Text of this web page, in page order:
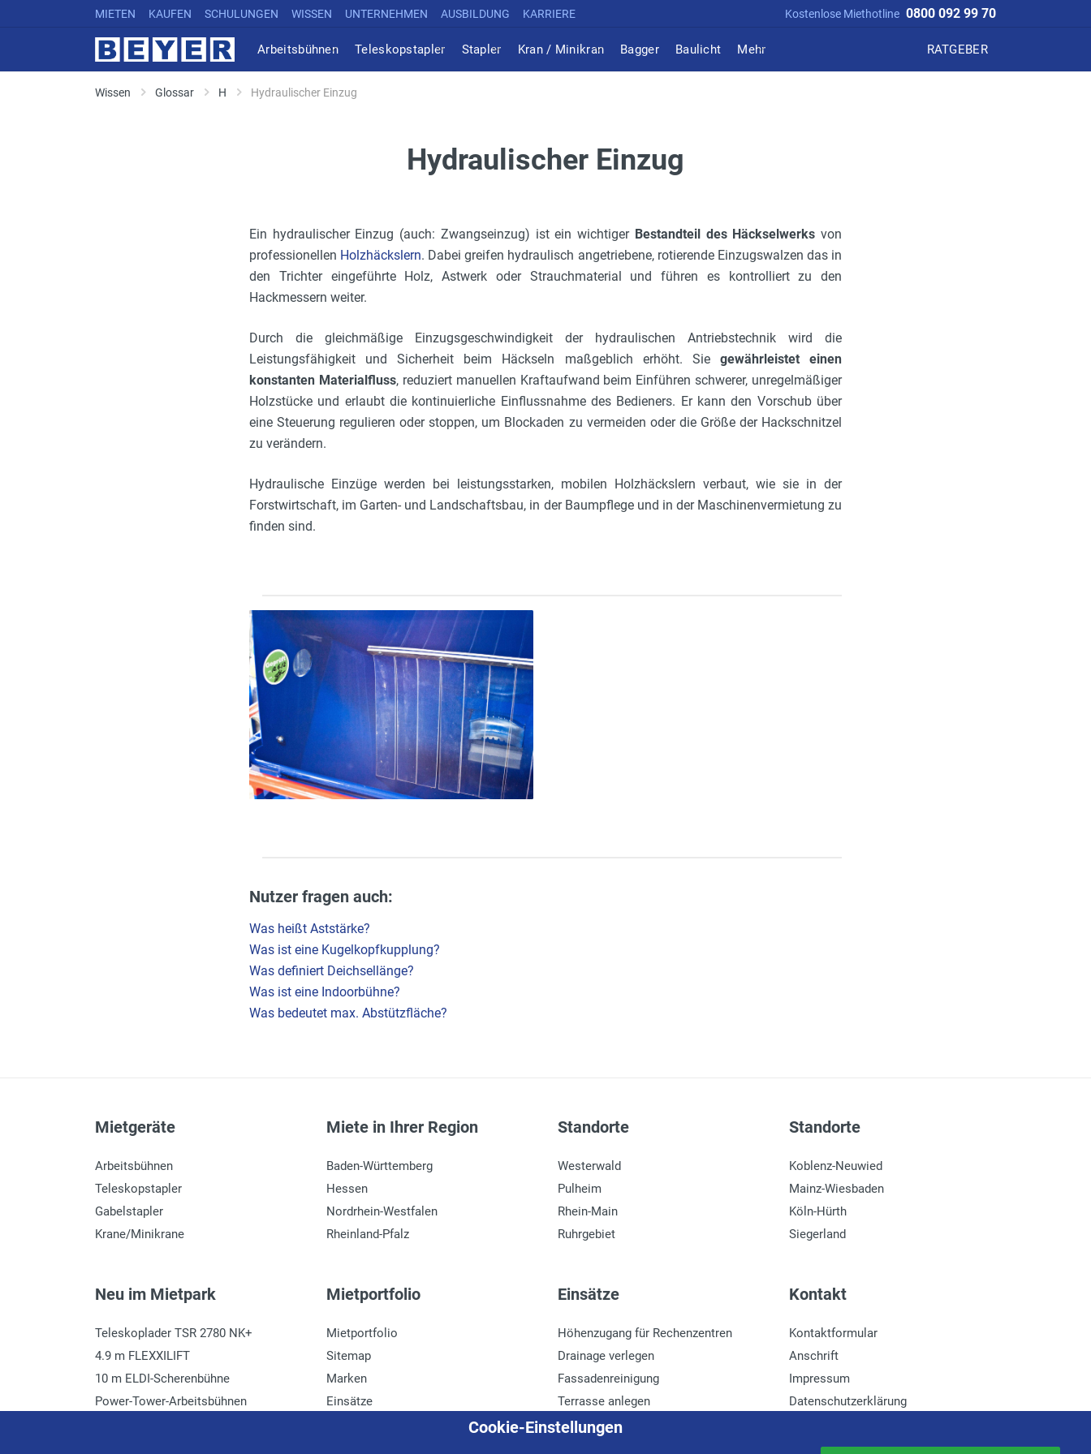
MIETEN KAUFEN SCHULUNGEN WISSEN UNTERNEHMEN AUSBILDUNG KARRIERE Kostenlose Miethotline 0800 092 99 70
Arbeitsbühnen Teleskopstapler Stapler Kran / Minikran Bagger Baulicht Mehr RATGEBER
Wissen Glossar H Hydraulischer Einzug
Hydraulischer Einzug
Ein hydraulischer Einzug (auch: Zwangseinzug) ist ein wichtiger Bestandteil des Häckselwerks von
professionellen Holzhäckslern. Dabei greifen hydraulisch angetriebene, rotierende Einzugswalzen das in
den Trichter eingeführte Holz, Astwerk oder Strauchmaterial und führen es kontrolliert zu den
Hackmessern weiter.
Durch die gleichmäßige Einzugsgeschwindigkeit der hydraulischen Antriebstechnik wird die
Leistungsfähigkeit und Sicherheit beim Häckseln maßgeblich erhöht. Sie gewährleistet einen
konstanten Materialfluss, reduziert manuellen Kraftaufwand beim Einführen schwerer, unregelmäßiger
Holzstücke und erlaubt die kontinuierliche Einflussnahme des Bedieners. Er kann den Vorschub über
eine Steuerung regulieren oder stoppen, um Blockaden zu vermeiden oder die Größe der Hackschnitzel
zu verändern.
Hydraulische Einzüge werden bei leistungsstarken, mobilen Holzhäckslern verbaut, wie sie in der
Forstwirtschaft, im Garten- und Landschaftsbau, in der Baumpflege und in der Maschinenvermietung zu
finden sind.
Nutzer fragen auch:
Was heißt Aststärke?
Was ist eine Kugelkopfkupplung?
Was definiert Deichsellänge?
Was ist eine Indoorbühne?
Was bedeutet max. Abstützfläche?
Mietgeräte
Arbeitsbühnen
Teleskopstapler
Gabelstapler
Krane/Minikrane
Miete in Ihrer Region
Baden-Württemberg
Hessen
Nordrhein-Westfalen
Rheinland-Pfalz
Standorte
Westerwald
Pulheim
Rhein-Main
Ruhrgebiet
Standorte
Koblenz-Neuwied
Mainz-Wiesbaden
Köln-Hürth
Siegerland
Neu im Mietpark
Teleskoplader TSR 2780 NK+
4.9 m FLEXXILIFT
10 m ELDI-Scherenbühne
Power-Tower-Arbeitsbühnen
Mietportfolio
Mietportfolio
Sitemap
Marken
Einsätze
Einsätze
Höhenzugang für Rechenzentren
Drainage verlegen
Fassadenreinigung
Terrasse anlegen
Ladenbau
Kontakt
Kontaktformular
Anschrift
Impressum
Datenschutzerklärung
Cookie-Einstellungen